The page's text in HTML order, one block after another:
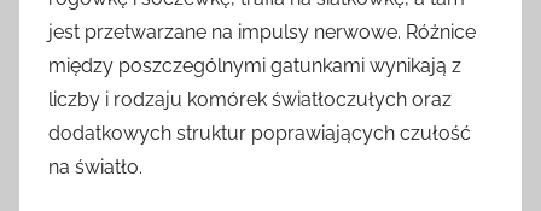
jest przetwarzane na impulsy nerwowe. Różnice
między poszczególnymi gatunkami wynikają z
liczby i rodzaju komórek światłoczułych oraz
dodatkowych struktur poprawiających czułość
na światło.